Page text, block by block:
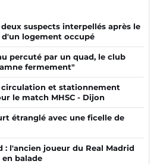
suspects interpellés après le
logement occupé
percuté par un quad, le club
fermement"
circulation et stationnement
le match MHSC - Dijon
étranglé avec une ficelle de
: l'ancien joueur du Real Madrid
en balade